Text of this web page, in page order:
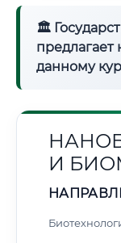
🏛
предлагает
данному
И